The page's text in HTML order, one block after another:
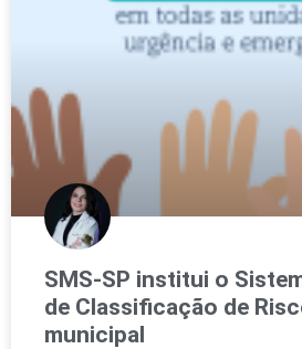
SMS-SP institui o
de Classificação de
municipal